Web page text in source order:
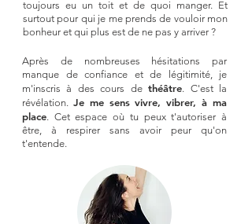
toujours eu un toit et de quoi manger. Et
surtout pour qui je me prends de vouloir mon
bonheur et qui plus est de ne pas y arriver ?
Après de nombreuses hésitations par
manque de confiance et de légitimité, je
m'inscris à des cours dethéâtre. C'est la
révélation. Je me sens vivre, vibrer, à ma
place. Cet espace où tu peux t'autoriser à
être, à respirer sans avoir peur qu'on
t'entende.